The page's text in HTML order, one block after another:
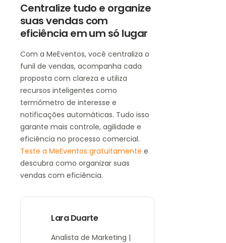
Centralize tudo e organize
suas vendas com
eficiência em um só lugar
Com a MeEventos, você centraliza o
funil de vendas, acompanha cada
proposta com clareza e utiliza
recursos inteligentes como
termômetro de interesse e
notificações automáticas. Tudo isso
garante mais controle, agilidade e
eficiência no processo comercial.
Teste a MeEventos gratuitamente e
descubra como organizar suas
vendas com eficiência.
Lara Duarte
Analista de Marketing |